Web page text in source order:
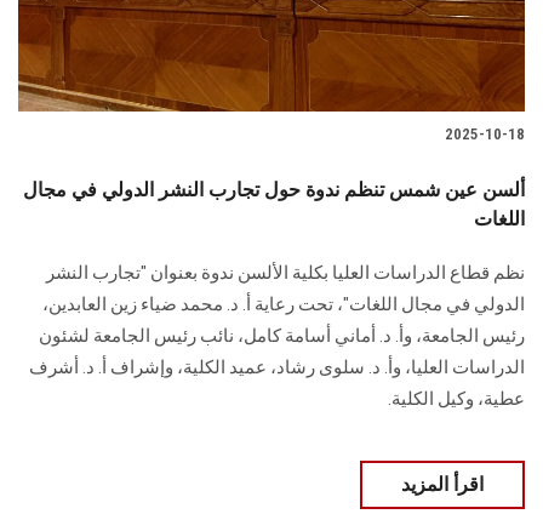
هيئة التدريس
الدراسات العليا
الزائـرون
سجل الان
2025-10-18
ألسن عين شمس تنظم ندوة حول تجارب النشر الدولي في مجال
اللغات
نظم قطاع الدراسات العليا بكلية الألسن ندوة بعنوان "تجارب النشر
الدولي في مجال اللغات"، تحت رعاية أ. د. محمد ضياء زين العابدين،
رئيس الجامعة، وأ. د. أماني أسامة كامل، نائب رئيس الجامعة لشئون
الدراسات العليا، وأ. د. سلوى رشاد، عميد الكلية، وإشراف أ. د. أشرف
عطية، وكيل الكلية.
اقرأ المزيد